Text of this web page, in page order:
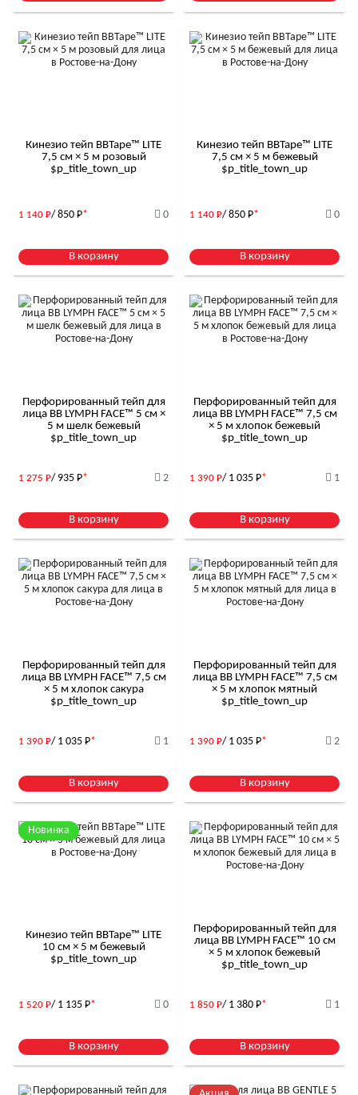
Кинезио тейп BBTape™ LITE
7,5 см × 5 м розовый
$р_title_town_up
1 140 Р/ 850 Р* 0
В корзину
Кинезио тейп BBTape™ LITE
7,5 см × 5 м бежевый
$р_title_town_up
1 140 Р/ 850 Р* 0
В корзину
Перфорированный тейп для
лица BB LYMPH FACE™ 5 см ×
5 м шелк бежевый
$р_title_town_up
1 275 Р/ 935 Р* 2
В корзину
Перфорированный тейп для
лица BB LYMPH FACE™ 7,5 см
× 5 м хлопок бежевый
$р_title_town_up
1 390 Р/ 1 035 Р* 1
В корзину
Перфорированный тейп для
лица BB LYMPH FACE™ 7,5 см
× 5 м хлопок сакура
$р_title_town_up
1 390 Р/ 1 035 Р* 1
В корзину
Перфорированный тейп для
лица BB LYMPH FACE™ 7,5 см
× 5 м хлопок мятный
$р_title_town_up
1 390 Р/ 1 035 Р* 2
В корзину
Новинка
Кинезио тейп BBTape™ LITE
10 см × 5 м бежевый
$р_title_town_up
1 520 Р/ 1 135 Р* 0
В корзину
Перфорированный тейп для
лица BB LYMPH FACE™ 10 см
× 5 м хлопок бежевый
$р_title_town_up
1 850 Р/ 1 380 Р* 1
В корзину